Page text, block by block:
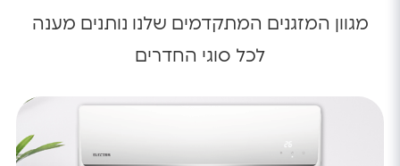
מגוון המזגנים המתקדמים שלנו נותנים מענה
לכל סוגי החדרים